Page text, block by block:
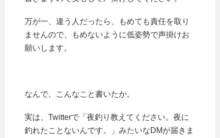
万が一、違う人だったら、もめても責任を取り
ませんので、もめないように低姿勢で声掛けお
願いします。
なんで、こんなこと書いたか。
実は、Twitterで「夜釣り教えてください。夜に
釣れたことないんです。」みたいなDMが届きま